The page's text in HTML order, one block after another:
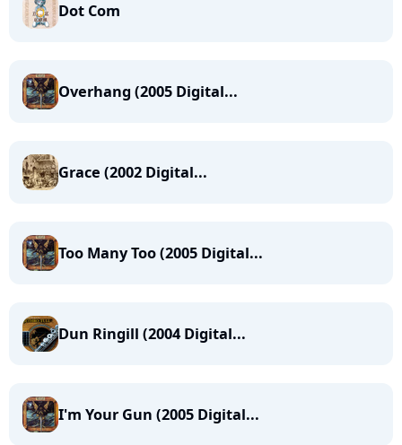
Dot Com
Overhang (2005 Digital...
Grace (2002 Digital...
Too Many Too (2005 Digital...
Dun Ringill (2004 Digital...
I'm Your Gun (2005 Digital...